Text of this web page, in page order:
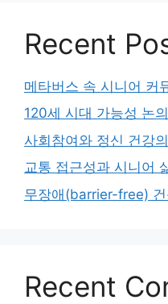
Recent
메타버스 속 시니어 커
120세 시대 가능성 논의
사회참여와 정신 건강
교통 접근성과 시니어
무장애(barrier-free) 건
Recent